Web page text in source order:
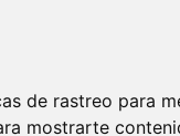
de rastreo para
mostrarte